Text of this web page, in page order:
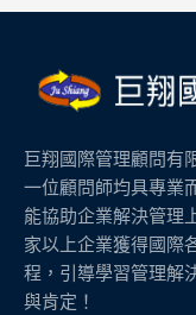
巨翔國際管理顧問有
一位顧問師均具專業
能協助企業解決管理
家以上企業獲得國際
程，引導學習管理解
與肯定！